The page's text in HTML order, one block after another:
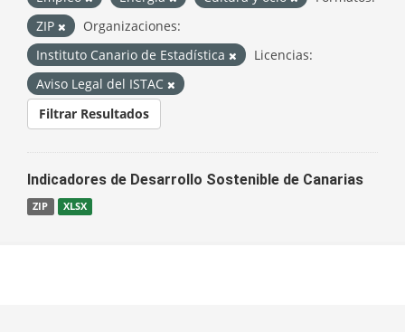
ZIP
Organizaciones:
Instituto Canario de Estadística
Licencias:
Aviso Legal del ISTAC
Filtrar Resultados
Indicadores de Desarrollo Sostenible de Canarias
ZIP XLSX